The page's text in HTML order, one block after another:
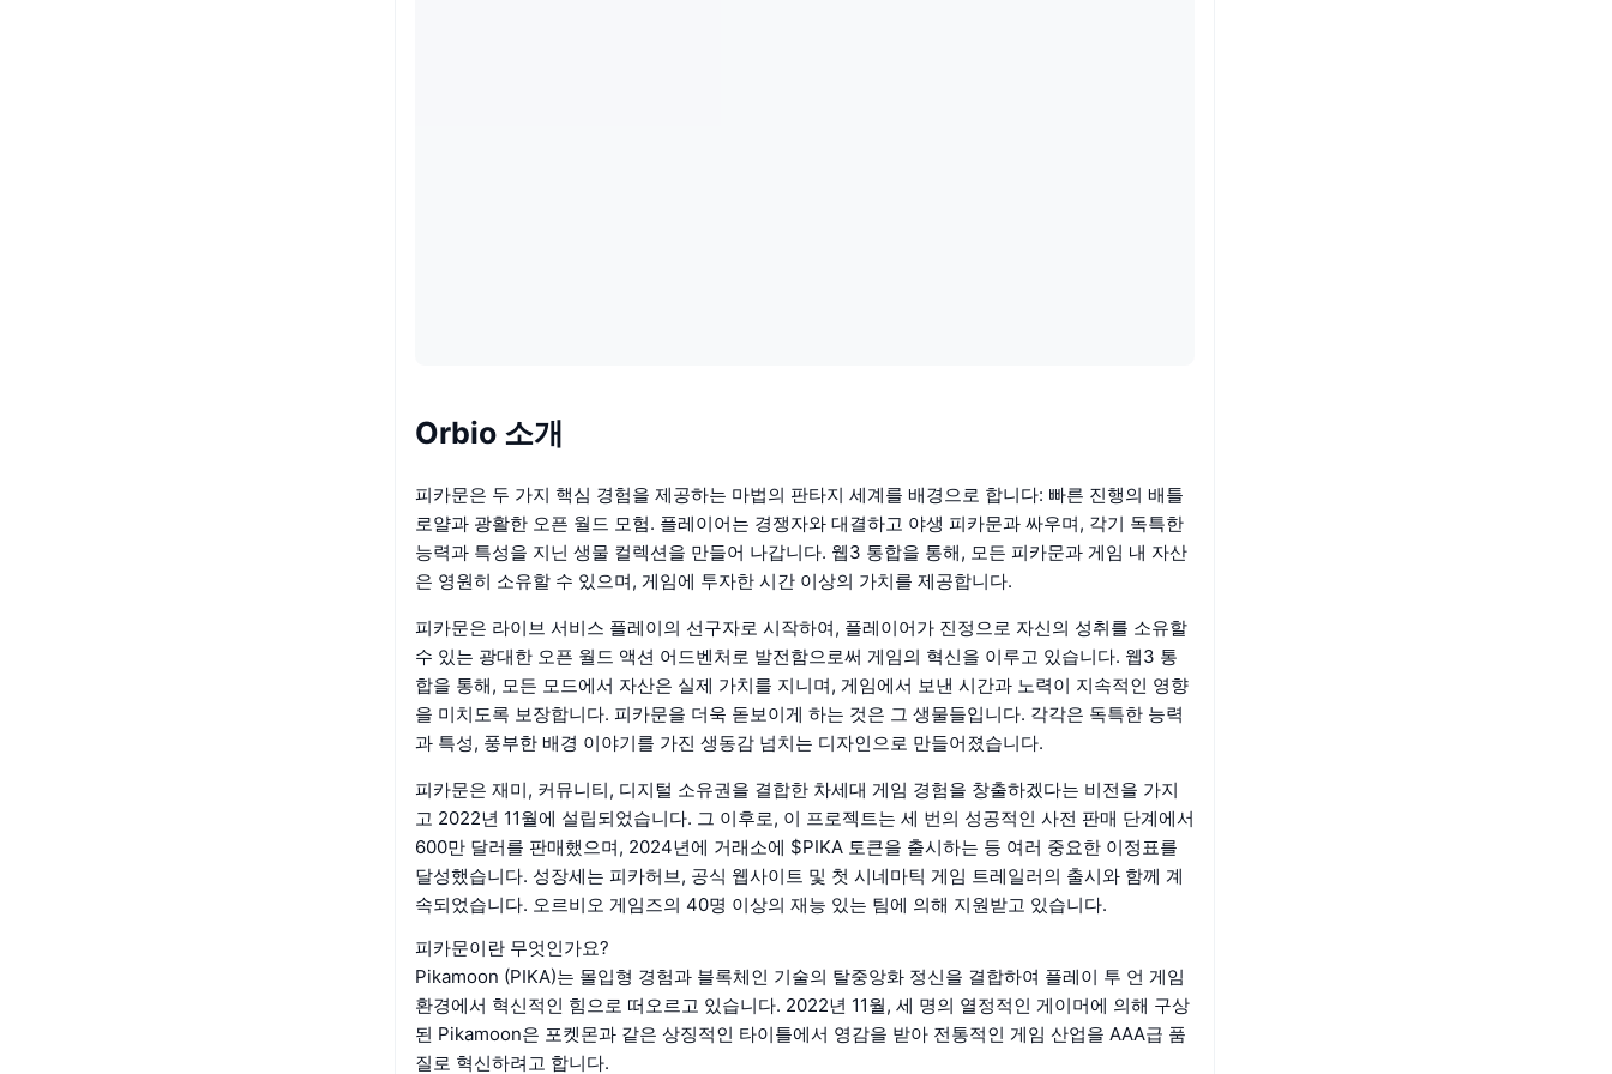
Orbio 소개
피카문은 두 가지 핵심 경험을 제공하는 마법의 판타지 세계를 배경으로 합니다: 빠른 진행의 배틀
로얄과 광활한 오픈 월드 모험. 플레이어는 경쟁자와 대결하고 야생 피카문과 싸우며, 각기 독특한
능력과 특성을 지닌 생물 컬렉션을 만들어 나갑니다. 웹3 통합을 통해, 모든 피카문과 게임 내 자산
은 영원히 소유할 수 있으며, 게임에 투자한 시간 이상의 가치를 제공합니다.
피카문은 라이브 서비스 플레이의 선구자로 시작하여, 플레이어가 진정으로 자신의 성취를 소유할
수 있는 광대한 오픈 월드 액션 어드벤처로 발전함으로써 게임의 혁신을 이루고 있습니다. 웹3 통
합을 통해, 모든 모드에서 자산은 실제 가치를 지니며, 게임에서 보낸 시간과 노력이 지속적인 영향
을 미치도록 보장합니다. 피카문을 더욱 돋보이게 하는 것은 그 생물들입니다. 각각은 독특한 능력
과 특성, 풍부한 배경 이야기를 가진 생동감 넘치는 디자인으로 만들어졌습니다.
피카문은 재미, 커뮤니티, 디지털 소유권을 결합한 차세대 게임 경험을 창출하겠다는 비전을 가지
고 2022년 11월에 설립되었습니다. 그 이후로, 이 프로젝트는 세 번의 성공적인 사전 판매 단계에서
600만 달러를 판매했으며, 2024년에 거래소에 $PIKA 토큰을 출시하는 등 여러 중요한 이정표를
달성했습니다. 성장세는 피카허브, 공식 웹사이트 및 첫 시네마틱 게임 트레일러의 출시와 함께 계
속되었습니다. 오르비오 게임즈의 40명 이상의 재능 있는 팀에 의해 지원받고 있습니다.
피카문이란 무엇인가요?
Pikamoon (PIKA)는 몰입형 경험과 블록체인 기술의 탈중앙화 정신을 결합하여 플레이 투 언 게임
환경에서 혁신적인 힘으로 떠오르고 있습니다. 2022년 11월, 세 명의 열정적인 게이머에 의해 구상
된 Pikamoon은 포켓몬과 같은 상징적인 타이틀에서 영감을 받아 전통적인 게임 산업을 AAA급 품
질로 혁신하려고 합니다.